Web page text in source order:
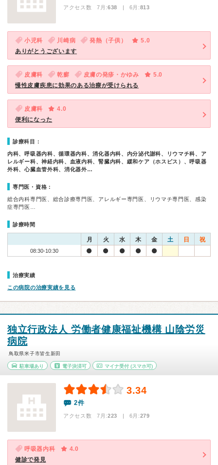
アクセス数 7月:638 | 6月:813
小児科 川崎病 発熱（子供）
5.0
ありがとうございます
皮膚科 乾癬 皮膚の発疹・かゆみ
5.0
慢性皮膚疾患に効果のある治療が受けられる
皮膚科
4.0
便利になった
診療科目：
内科、呼吸器内科、循環器内科、消化器内科、内分泌代謝科、リウマチ科、ア
レルギー科、神経内科、血液内科、腎臓内科、緩和ケア（ホスピス）、呼吸器
外科、心臓血管外科、消化器外…
専門医・資格：
総合内科専門医、総合診療専門医、アレルギー専門医、リウマチ専門医、感染
症専門医…
診療時間
月 火 水 木 金 土 日 祝
08:30-10:30
治療実績
この病院の治療実績を見る
独立行政法人 労働者健康福祉機構 山陰労災
病院
鳥取県米子市皆生新田
駐車場あり 電子決済可 マイナ受付 (スマホ可)
3.34
2件
アクセス数 7月:223 | 6月:279
呼吸器内科
4.0
健診で発見